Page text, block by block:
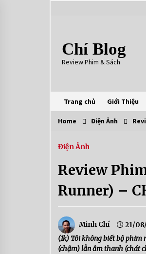
Chí Blog
Review Phim & Sách
Trang chủ Giới Thiệu
Home Điện Ảnh
Điện Ảnh
Review
Runner) –
Minh Chí
21/
(1k) Tôi không biết bộ phim
(chậm) lẫn âm thanh (chát